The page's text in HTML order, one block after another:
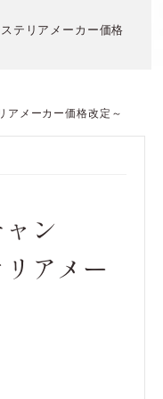
テリアメーカー価格
アメーカー価格改定～
ン
アメー